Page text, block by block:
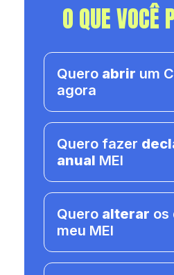
O QUE VOCÊ
Quero abrir um
agora
Quero fazer
anual MEI
Quero alterar os
meu MEI